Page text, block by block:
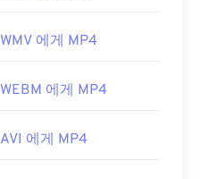
WMV 에게 MP4
WEBM 에게 MP4
AVI 에게 MP4